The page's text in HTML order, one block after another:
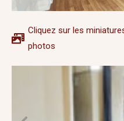
Cliquez sur les
photos